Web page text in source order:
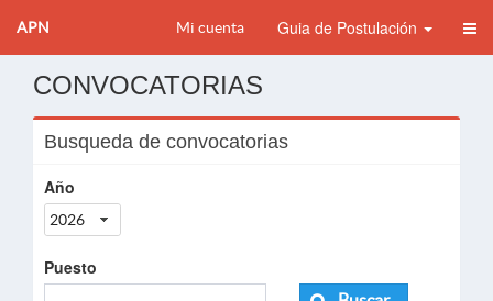
APN Mi cuenta Guia de Postulación
CONVOCATORIAS
Busqueda de convocatorias
Año
2026
Puesto